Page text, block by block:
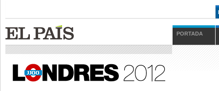
PORTADA